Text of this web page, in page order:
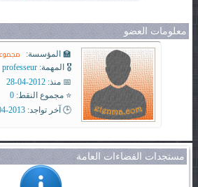
معلومات العضو
🏫 المؤسسة:
🎖️ المهمة: professeur
📅 منذ: 2012-04-28
⭐ مجموع النقط: 0
🕒 آخر تواجد: 2013-04-06 الساعة 22:19:00
مستجدات الفضاءات العامة